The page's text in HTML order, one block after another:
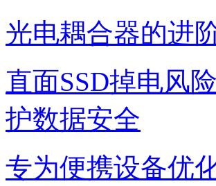
光电耦合器的进
直面SSD掉电风
护数据安全
专为便携设备优